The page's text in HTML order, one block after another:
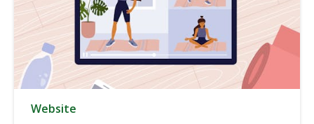
Website